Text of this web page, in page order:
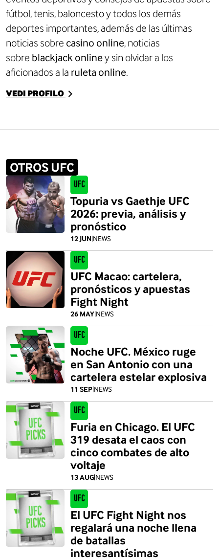
fútbol, tenis, baloncesto y todos los demás
deportes importantes, además de las últimas
noticias sobre casino online, noticias
sobre blackjack onliney sin olvidar a los
aficionados a la ruleta online.
VEDI PROFILO
OTROS UFC
UFC
12 JUN|NEWS
Topuria vs Gaethje UFC
2026: previa, análisis y
pronóstico
UFC
26 MAY|NEWS
UFC Macao: cartelera,
pronósticos y apuestas
Fight Night
UFC
11 SEP|NEWS
Noche UFC. México ruge
en San Antonio con una
cartelera estelar explosiva
UFC
13 AUG|NEWS
Furia en Chicago. El UFC
319 desata el caos con
cinco combates de alto
voltaje
UFC
El UFC Fight Night nos
regalará una noche llena
de batallas
interesantísimas